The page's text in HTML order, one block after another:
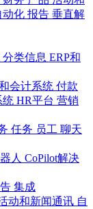
动化 报告 垂直解
分类信息 ERP和
会计系统 付款
统 HR平台 营销
任务 员工 聊天
人 CoPilot解决
集成
动和新闻通讯 自